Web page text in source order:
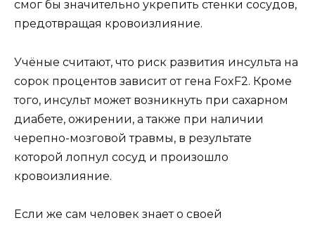
смог бы значительно укрепить стенки сосудов,
предотвращая кровоизлияние.
Учёные считают, что риск развития инсульта на
сорок процентов зависит от гена FoxF2. Кроме
того, инсульт может возникнуть при сахарном
диабете, ожирении, а также при наличии
черепно-мозговой травмы, в результате
которой лопнул сосуд и произошло
кровоизлияние.
Если же сам человек знает о своей